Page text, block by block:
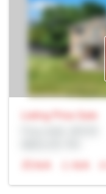
Listing Price Sale
N/A
N/A